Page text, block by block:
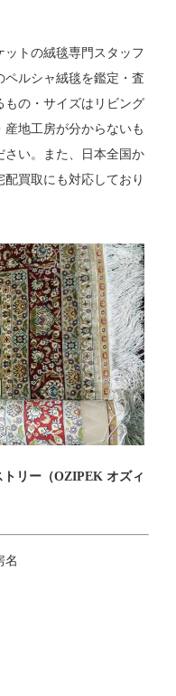
トの絨毯専門スタッフ
ルシャ絨毯を鑑定・査
もの・サイズはリビング
地工房が分からないも
さい。また、日本全国か
買取にも対応しており
リー（OZIPEK オズィ
名